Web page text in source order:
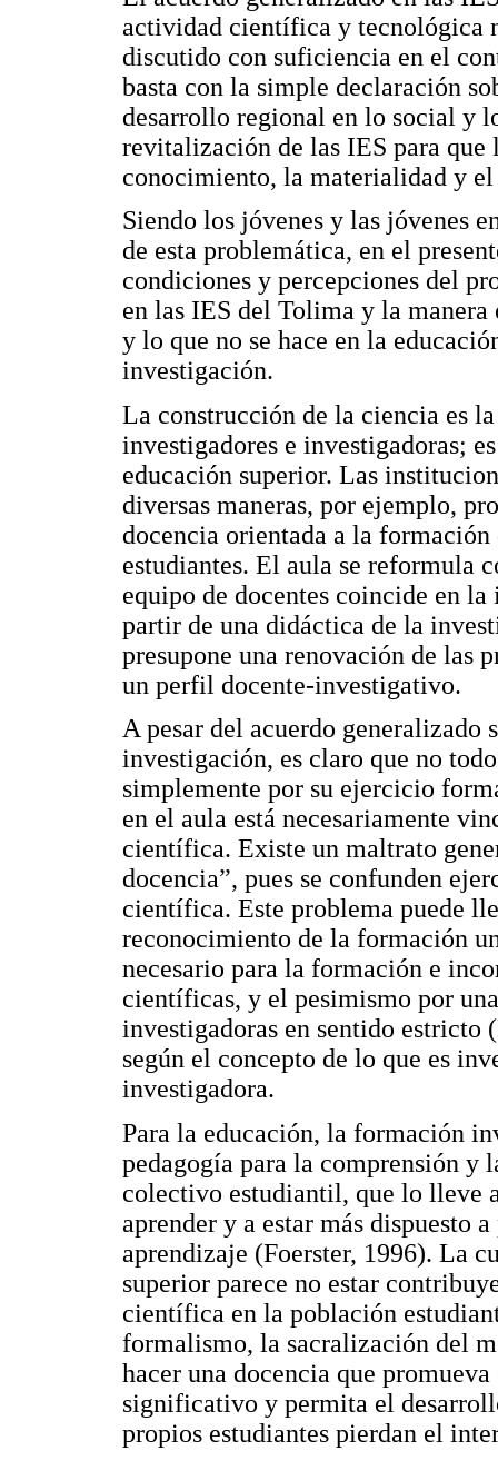
actividad científica y tecnológica
discutido con suficiencia en el
basta con la simple declaración
desarrollo regional en lo social y
revitalización de las IES para que
conocimiento, la materialidad y
Siendo los jóvenes y las jóvenes
de esta problemática, en el
condiciones y percepciones del
en las IES del Tolima y la manera
y lo que no se hace en la
investigación.
La construcción de la ciencia es
investigadores e investigadoras;
educación superior. Las
diversas maneras, por ejemplo,
docencia orientada a la
estudiantes. El aula se reformula
equipo de docentes coincide en
partir de una didáctica de la
presupone una renovación de las
un perfil docente-investigativo.
A pesar del acuerdo
investigación, es claro que no
simplemente por su ejercicio
en el aula está necesariamente
científica. Existe un maltrato
docencia”, pues se confunden
científica. Este problema puede
reconocimiento de la formación
necesario para la formación e
científicas, y el pesimismo por
investigadoras en sentido estricto
según el concepto de lo que es
investigadora.
Para la educación, la formación
pedagogía para la comprensión y
colectivo estudiantil, que lo lleve
aprender y a estar más dispuesto
aprendizaje (Foerster, 1996). La
superior parece no estar
científica en la población
formalismo, la sacralización del
hacer una docencia que
significativo y permita el
propios estudiantes pierdan el